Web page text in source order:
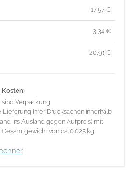
17,57 €
3,34 €
20,91 €
sind Verpackung
Ihrer Drucksachen innerhalb
ins Ausland gegen Aufpreis) mit
von ca. 0.025 kg.